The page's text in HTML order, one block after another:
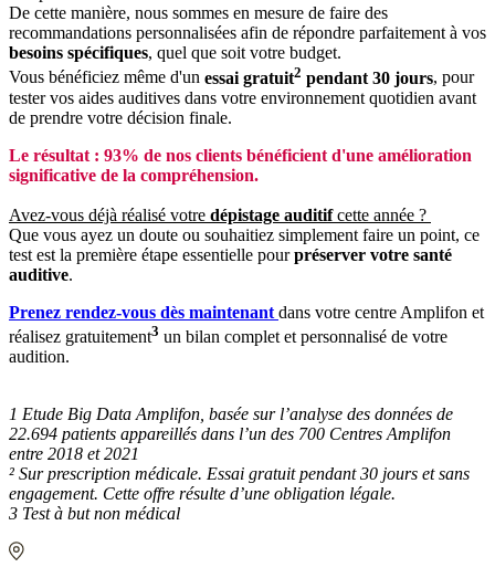
De cette manière, nous sommes en mesure de faire des
recommandations personnalisées afin de répondre parfaitement à vos
besoins spécifiques, quel que soit votre budget.
Vous bénéficiez même d'un essai gratuit2 pendant 30 jours, pour
tester vos aides auditives dans votre environnement quotidien avant
de prendre votre décision finale.
Le résultat : 93% de nos clients bénéficient d'une amélioration
significative de la compréhension.
Avez-vous déjà réalisé votre dépistage auditifcette année ?
Que vous ayez un doute ou souhaitiez simplement faire un point, ce
test est la première étape essentielle pourpréserver votre santé
auditive.
Prenez rendez-vous dès maintenant dans votre centre Amplifon et
réalisez gratuitement3 un bilan complet et personnalisé de votre
audition.
1 Etude Big Data Amplifon, basée sur l’analyse des données de
22.694 patients appareillés dans l’un des 700 Centres Amplifon
entre 2018 et 2021
² Sur prescription médicale. Essai gratuit pendant 30 jours et sans
engagement. Cette offre résulte d’une obligation légale.
3 Test à but non médical